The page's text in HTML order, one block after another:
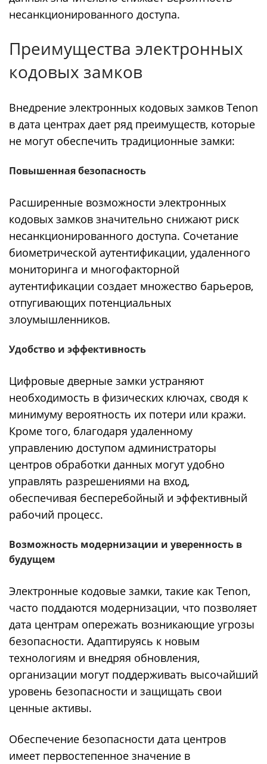
несанкционированного доступа.
Преимущества электронных
кодовых замков
Внедрение электронных кодовых замков Tenon
в дата центрах дает ряд преимуществ, которые
не могут обеспечить традиционные замки:
Повышенная безопасность
Расширенные возможности электронных
кодовых замков значительно снижают риск
несанкционированного доступа. Сочетание
биометрической аутентификации, удаленного
мониторинга и многофакторной
аутентификации создает множество барьеров,
отпугивающих потенциальных
злоумышленников.
Удобство и эффективность
Цифровые дверные замки устраняют
необходимость в физических ключах, сводя к
минимуму вероятность их потери или кражи.
Кроме того, благодаря удаленному
управлению доступом администраторы
центров обработки данных могут удобно
управлять разрешениями на вход,
обеспечивая бесперебойный и эффективный
рабочий процесс.
Возможность модернизации и уверенность в
будущем
Электронные кодовые замки, такие как Tenon,
часто поддаются модернизации, что позволяет
дата центрам опережать возникающие угрозы
безопасности. Адаптируясь к новым
технологиям и внедряя обновления,
организации могут поддерживать высочайший
уровень безопасности и защищать свои
ценные активы.
Обеспечение безопасности дата центров
имеет первостепенное значение в